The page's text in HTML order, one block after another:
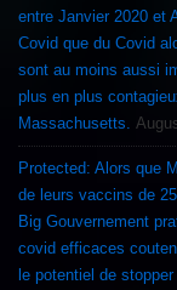
entre Janvier 2020 et
Covid que du Covid
sont au moins aussi
plus en plus
Massachusetts.
Protected: Alors que
de leurs vaccins de
Big Gouvernement
covid efficaces
le potentiel de stopper